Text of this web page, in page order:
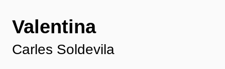
Valentina
Carles Soldevila